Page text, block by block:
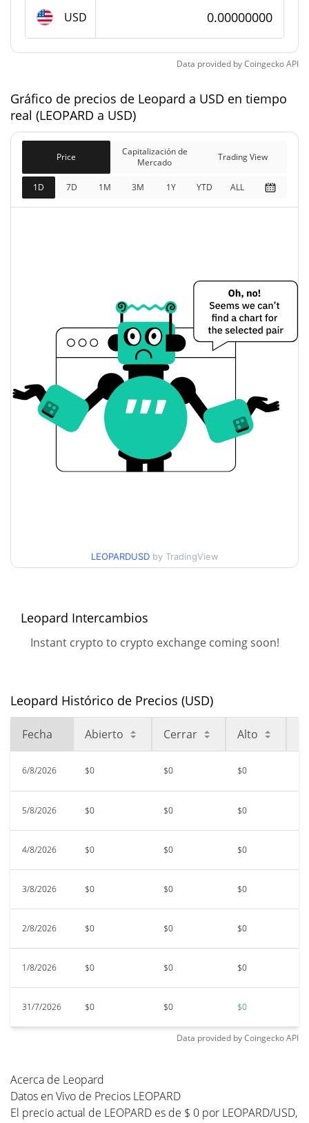
LEOPARD
Capitalización de mercado de Leopard
Capitalización de
Mercado
1.59%
Capitalización de
mercado
$<0.000001 / $<0.000001
Apertura/cierre de ayer $<0.000001 / $<0.000001
Volumen de ayer $5,0517254
Historial de precios de Leopard
Mínimo/máximo en 7 días $<0.000001 / $<0.000001
Mínimo/máximo en 90
días
$<0.000001 / $<0.000001
semanas
$<0.000001
All Time Low
abr. 1, 2026 (4 months ago)
>1000000%
USD
Data provided byCoingeckoAPI
Gráfico de precios de Leopard a USD en tiempo
real (LEOPARD a USD)
Price
Capitalización de
Mercado
Trading View
1D 7D 1M 3M 1Y YTD ALL
LEOPARDUSD by TradingView
Leopard Intercambios
Instant crypto to crypto exchange coming soon!
Leopard Histórico de Precios (USD)
Fecha Abierto Cerrar Alto
6/8/2026 $0 $0 $0
5/8/2026 $0 $0 $0
4/8/2026 $0 $0 $0
3/8/2026 $0 $0 $0
2/8/2026 $0 $0 $0
1/8/2026 $0 $0 $0
31/7/2026 $0 $0 $0
Data provided byCoingeckoAPI
Acerca de Leopard
Datos en Vivo de Precios LEOPARD
El precio actual de LEOPARD es de $ 0 por LEOPARD/USD,